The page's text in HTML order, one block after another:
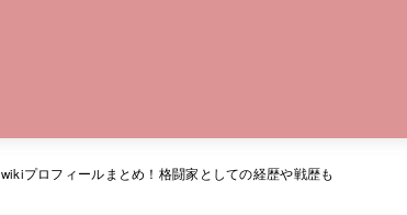
プロフィールまとめ！格闘家としての経歴や戦歴も